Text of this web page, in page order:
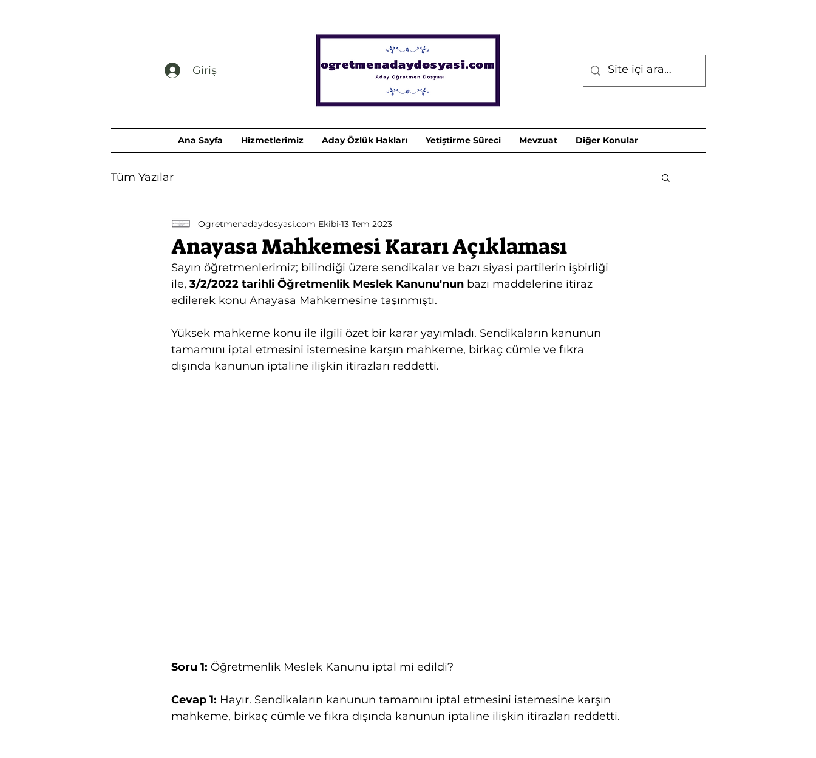
Giriş
Ana Sayfa Hizmetlerimiz Aday Özlük Hakları Yetiştirme Süreci Mevzuat Diğer Konular
Tüm Yazılar
Anayasa Mahkemesi Kararı Açıklaması
Ogretmenadaydosyasi.com Ekibi 13 Tem 2023
Sayın öğretmenlerimiz; bilindiği üzere sendikalar ve bazı siyasi partilerin işbirliği
ile, 3/2/2022 tarihli Öğretmenlik Meslek Kanunu'nun bazı maddelerine itiraz
edilerek konu Anayasa Mahkemesine taşınmıştı.
Yüksek mahkeme konu ile ilgili özet bir karar yayımladı. Sendikaların kanunun
tamamını iptal etmesini istemesine karşın mahkeme, birkaç cümle ve fıkra
dışında kanunun iptaline ilişkin itirazları reddetti.
Soru 1: Öğretmenlik Meslek Kanunu iptal mi edildi?
Cevap 1: Hayır. Sendikaların kanunun tamamını iptal etmesini istemesine karşın
mahkeme, birkaç cümle ve fıkra dışında kanunun iptaline ilişkin itirazları reddetti.